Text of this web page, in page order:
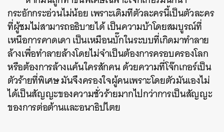
กระอักกระอ่วนไม่น้อย เพราะเดิมทีตัวละครนี้เป็นตัวละคร
ที่ผู้ชมไม่สามารถอธิบายได้ เป็นความบ้าโดยสมบูรณ์ที่
เหนือการคาดเดา เป็นเหมือนบั๊กในระบบที่เกิดมาทำลาย
ล้างเพื่อทำลายล้างโดยไม่จำเป็นต้องการครอบครองโลก
หรือต้องการล้างแค้นใครสักคน ด้วยความที่โจ๊กเกอร์เป็น
ตัวร้ายที่พิเศษ มันจึงครองใจผู้คนเพราะโดยตัวมันเองไม่
ได้เป็นสัญญะของความชั่วร้ายมากไปกว่าการเป็นสัญญะ
ของการต่อต้านและอนาธิปไตย